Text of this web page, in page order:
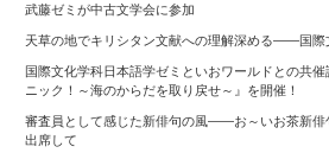
武藤ゼミが中古文学会に参加
天草の地でキリシタン文献への理解深める――国際
国際文化学科日本語学ゼミといおワールドとの共
ニック！～海のからだを取り戻せ～』を開催！
審査員として感じた新俳句の風――お～いお茶新俳
出席して